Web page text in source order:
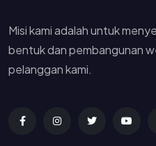
Misi kami adalah untuk
bentuk dan pembangunan
pelanggan kami.